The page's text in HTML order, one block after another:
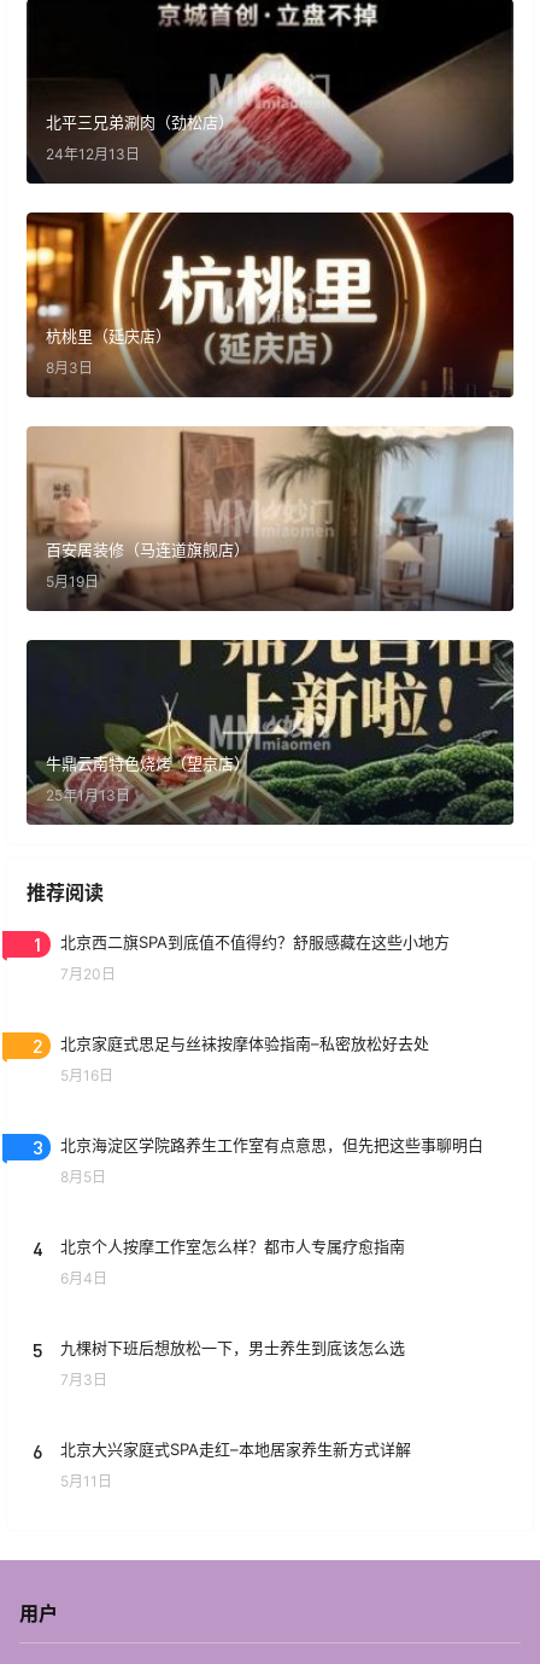
北平三兄弟涮肉（劲松店）
24年12月13日
杭桃里（延庆店）
8月3日
百安居装修（马连道旗舰店）
5月19日
牛鼎云南特色烧烤（望京店）
25年1月13日
推荐阅读
1 北京西二旗SPA到底值不值得约？舒服感藏在这些小地方
7月20日
2 北京家庭式思足与丝袜按摩体验指南–私密放松好去处
5月16日
3 北京海淀区学院路养生工作室有点意思，但先把这些事聊明白
8月5日
4 北京个人按摩工作室怎么样？都市人专属疗愈指南
6月4日
5 九棵树下班后想放松一下，男士养生到底该怎么选
7月3日
6 北京大兴家庭式SPA走红–本地居家养生新方式详解
5月11日
用户